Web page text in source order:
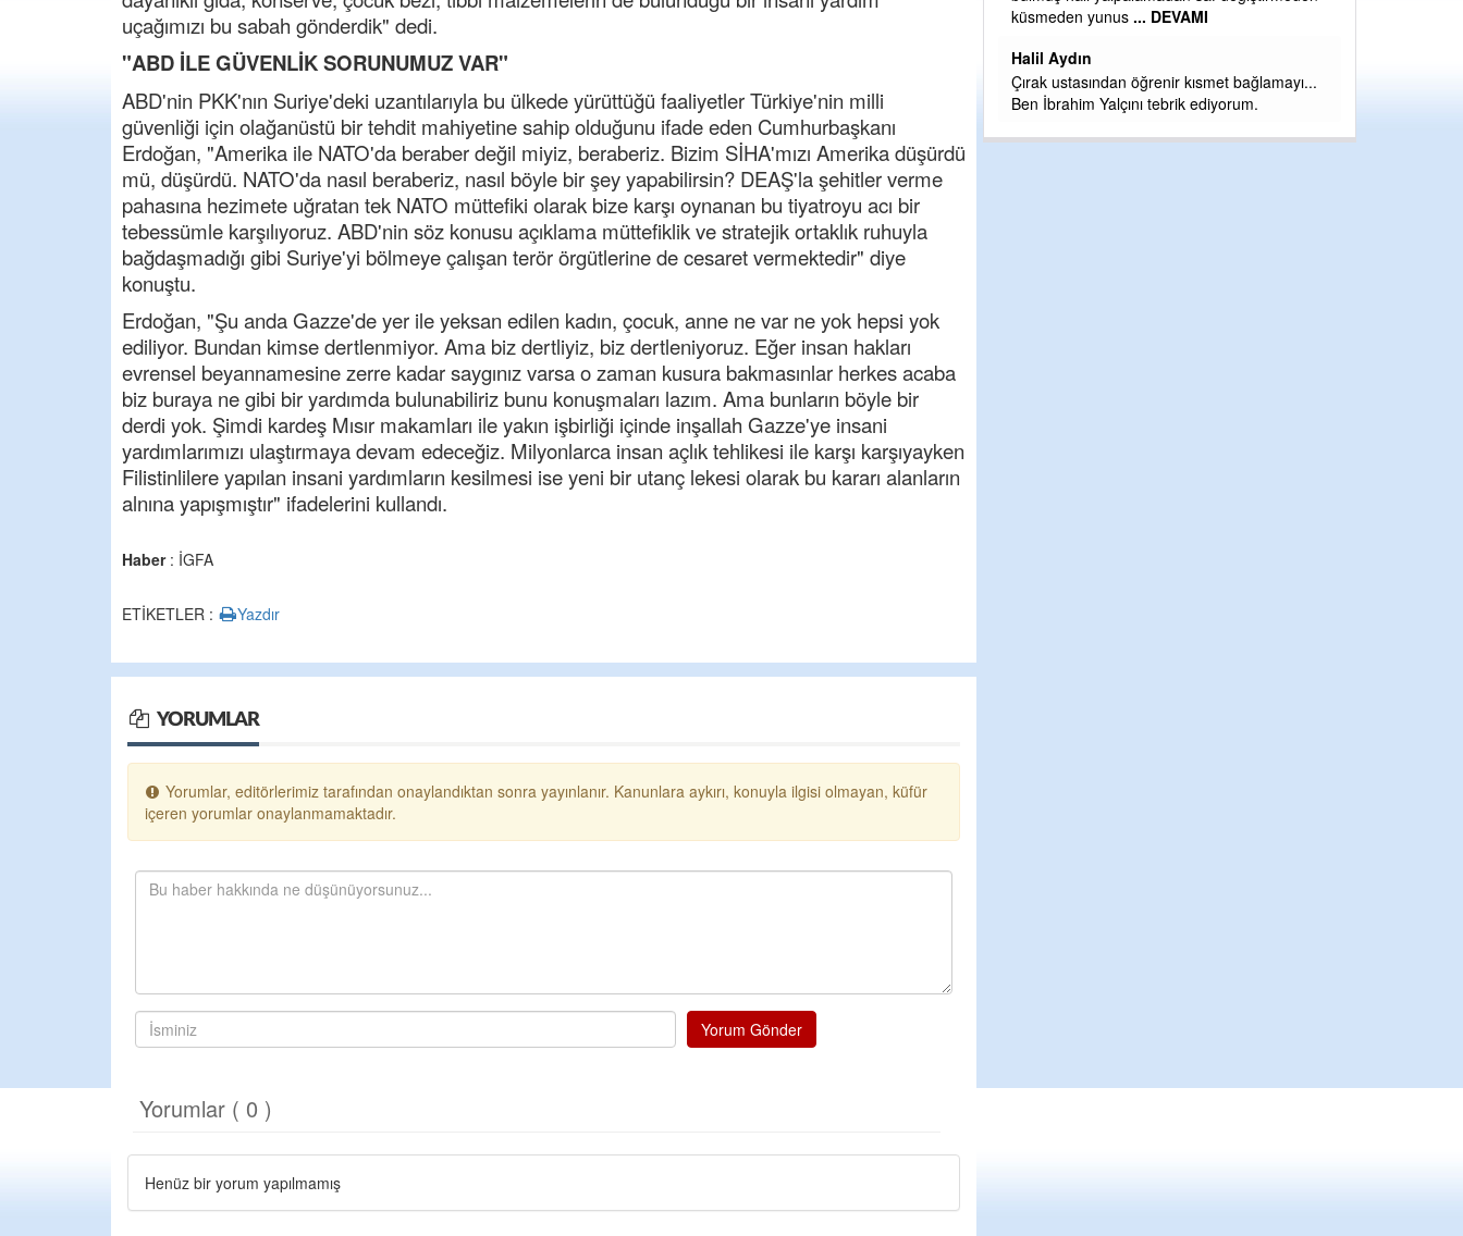
uçağımızı bu sabah gönderdik" dedi.
"ABD İLE GÜVENLİK SORUNUMUZ VAR"
ABD'nin PKK'nın Suriye'deki uzantılarıyla bu ülkede yürüttüğü faaliyetler Türkiye'nin milli
güvenliği için olağanüstü bir tehdit mahiyetine sahip olduğunu ifade eden Cumhurbaşkanı
Erdoğan, "Amerika ile NATO'da beraber değil miyiz, beraberiz. Bizim SİHA'mızı Amerika düşürdü
mü, düşürdü. NATO'da nasıl beraberiz, nasıl böyle bir şey yapabilirsin? DEAŞ'la şehitler verme
pahasına hezimete uğratan tek NATO müttefiki olarak bize karşı oynanan bu tiyatroyu acı bir
tebessümle karşılıyoruz. ABD'nin söz konusu açıklama müttefiklik ve stratejik ortaklık ruhuyla
bağdaşmadığı gibi Suriye'yi bölmeye çalışan terör örgütlerine de cesaret vermektedir" diye
konuştu.
Erdoğan, "Şu anda Gazze'de yer ile yeksan edilen kadın, çocuk, anne ne var ne yok hepsi yok
ediliyor. Bundan kimse dertlenmiyor. Ama biz dertliyiz, biz dertleniyoruz. Eğer insan hakları
evrensel beyannamesine zerre kadar saygınız varsa o zaman kusura bakmasınlar herkes acaba
biz buraya ne gibi bir yardımda bulunabiliriz bunu konuşmaları lazım. Ama bunların böyle bir
derdi yok. Şimdi kardeş Mısır makamları ile yakın işbirliği içinde inşallah Gazze'ye insani
yardımlarımızı ulaştırmaya devam edeceğiz. Milyonlarca insan açlık tehlikesi ile karşı karşıyayken
Filistinlilere yapılan insani yardımların kesilmesi ise yeni bir utanç lekesi olarak bu kararı alanların
alnına yapışmıştır" ifadelerini kullandı.
Haber: İGFA
ETİKETLER : Yazdır
YORUMLAR
Yorumlar, editörlerimiz tarafından onaylandıktan sonra yayınlanır. Kanunlara aykırı, konuyla ilgisi olmayan, küfür
içeren yorumlar onaylanmamaktadır.
Yorum Gönder
Yorumlar ( 0 )
Henüz bir yorum yapılmamış
küsmeden yunus
... DEVAMI
Ben İbrahim Yalçını tebrik ediyorum.
eeeğ... DEVAMI